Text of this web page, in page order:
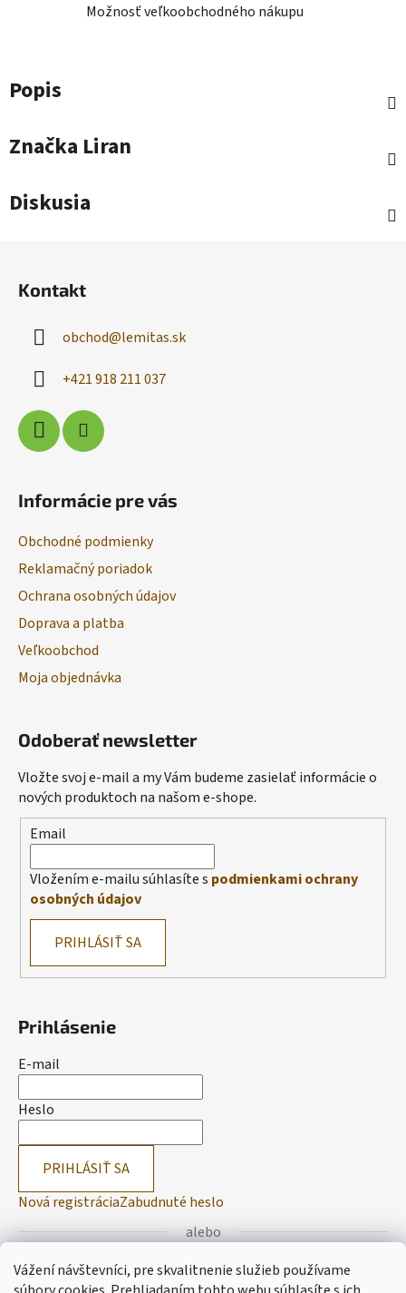
Vážení návštevníci, pre skvalitnenie služieb používame
Možnosť veľkoobchodného nákupu
Popis
Značka Liran
Diskusia
Kontakt
obchod@lemitas.sk
+421 918 211 037
Informácie pre vás
Obchodné podmienky
Reklamačný poriadok
Ochrana osobných údajov
Doprava a platba
Veľkoobchod
Moja objednávka
Odoberať newsletter
Vložte svoj e-mail a my Vám budeme zasielať informácie o
nových produktoch na našom e-shope.
Email
Vložením e-mailu súhlasíte s podmienkami ochrany
osobných údajov
PRIHLÁSIŤ SA
Prihlásenie
E-mail
Heslo
PRIHLÁSIŤ SA
Nová registráciaZabudnuté heslo
alebo
Prihlásiť sa cez Facebook